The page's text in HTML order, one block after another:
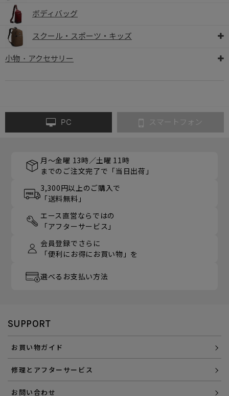
ボディバッグ
スクール・スポーツ・キッズ
小物・アクセサリー
PC スマートフォン
月～金曜 13時／土曜 11時
までのご注文完了で「当日出荷」
3,300円以上のご購入で
「送料無料」
エース直営ならではの
「アフターサービス」
会員登録でさらに
「便利にお得にお買い物」を
選べるお支払い方法
SUPPORT
お買い物ガイド
修理とアフターサービス
お問い合わせ